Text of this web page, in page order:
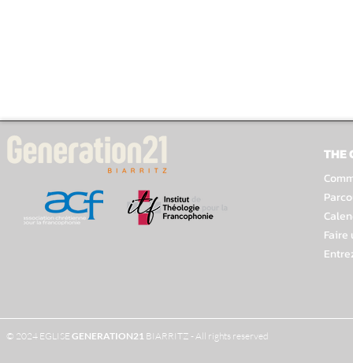
THE
Faire
© 2024 EGLISE GENERATION21 BIARRITZ - All rights reserved